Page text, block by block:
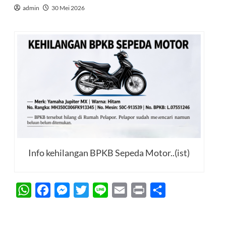
admin 30 Mei 2026
Info kehilangan BPKB Sepeda Motor..(ist)
WhatsAppFacebookMessenger
Twitter Line Email Print